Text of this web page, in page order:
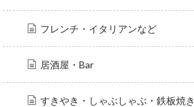
フレンチ・イタリアンなど
居酒屋・Bar
すきやき・しゃぶしゃぶ・鉄板焼き